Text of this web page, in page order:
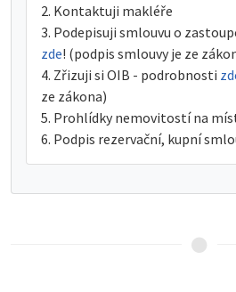
Kontaktuji makléře
Podepisuji smlouvu o
zde! (podpis smlouvy je ze
Zřizuji si OIB - podrobnosti
ze zákona)
Prohlídky nemovitostí na
Podpis rezervační, kupní